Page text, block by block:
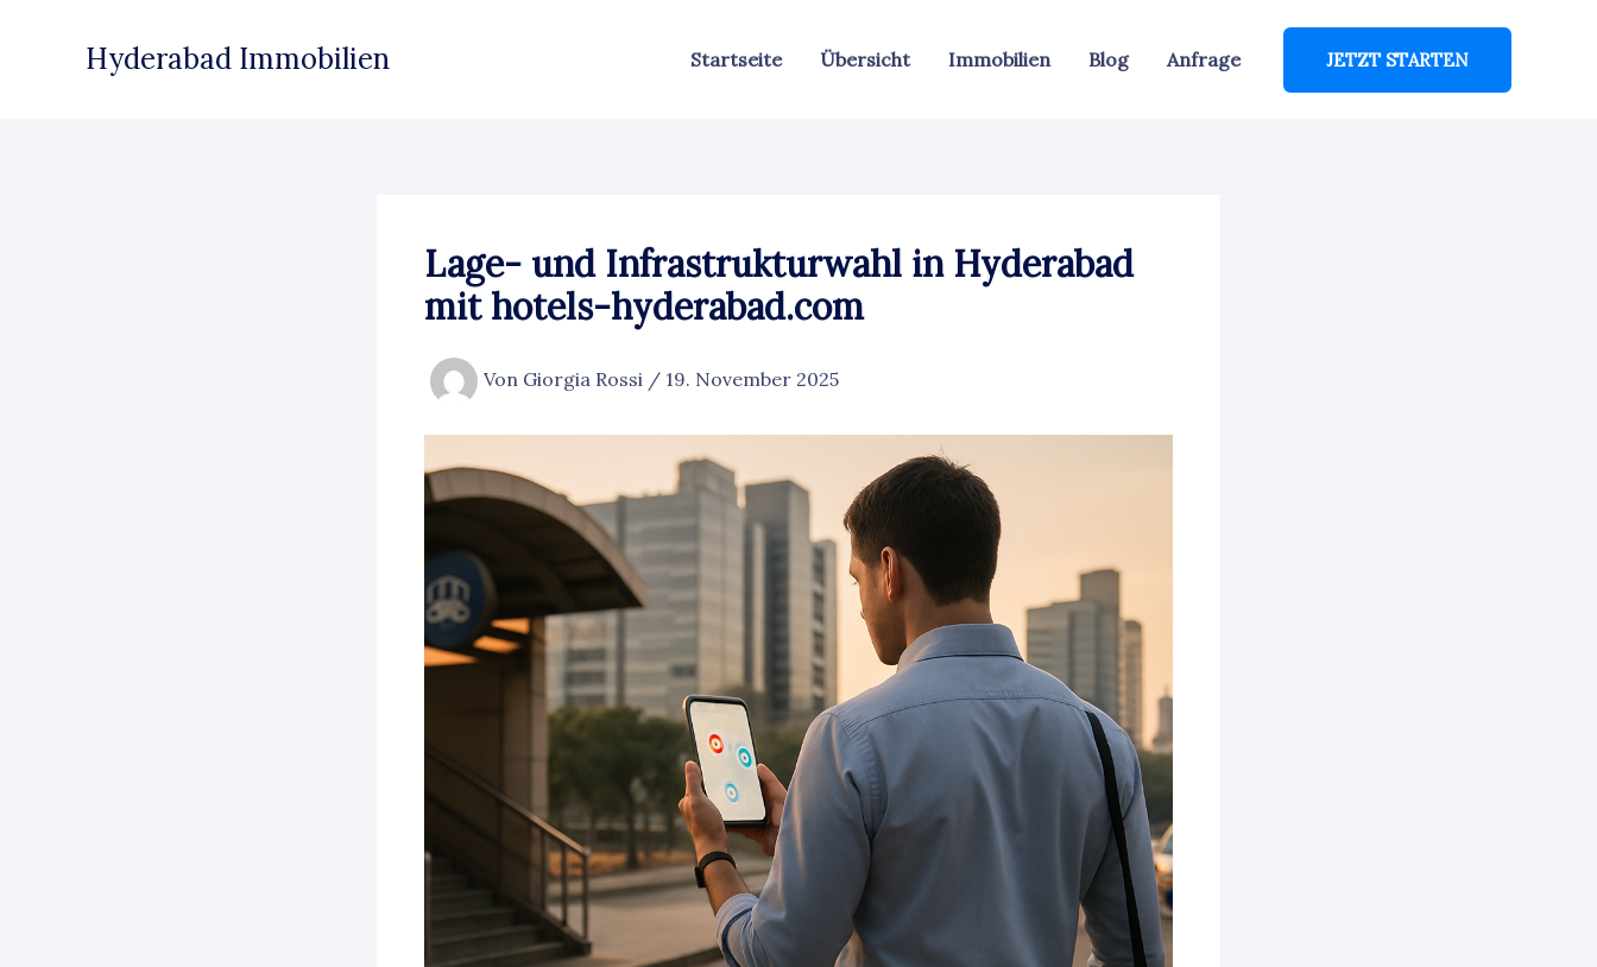
Hyderabad Immobilien Startseite Übersicht Immobilien Blog Anfrage JETZT STARTEN
Lage- und Infrastrukturwahl in Hyderabad
mit hotels-hyderabad.com
Von Giorgia Rossi / 19. November 2025